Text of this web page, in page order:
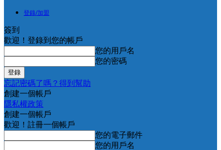
登錄/加盟
簽到
歡迎！登錄到您的帳戶
您的用戶名
您的密碼
忘記密碼了嗎？得到幫助
創建一個帳戶
隱私權政策
創建一個帳戶
歡迎！註冊一個帳戶
您的電子郵件
您的用戶名